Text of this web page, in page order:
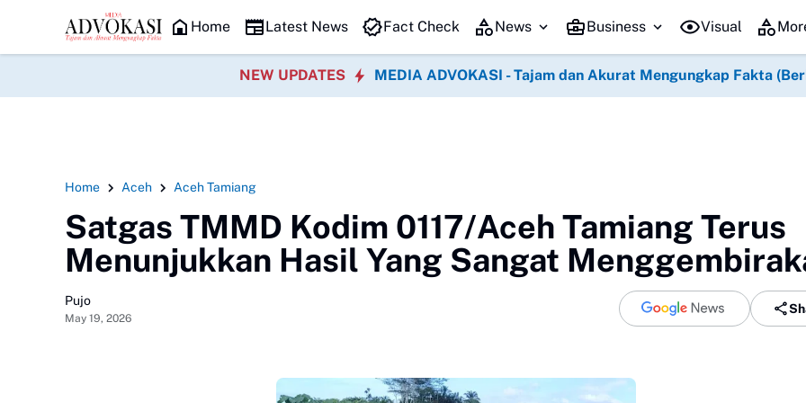
HEADLINE
UMKM Palembang Terus Naik Kelas Lapas Purwodadi Bersinergi dengan Kemenag Grobogan Gelar Pengajian BersamaNegara Hadir
Home Latest News Fact Check News Business Visual
NEW UPDATES MEDIA ADVOKASI - Tajam dan Akurat Mengungkap Fakta
Home Aceh Aceh Tamiang
Satgas TMMD Kodim 0117/Aceh Tamiang Terus
Menunjukkan Hasil Yang Sangat
Pujo
May 19, 2026